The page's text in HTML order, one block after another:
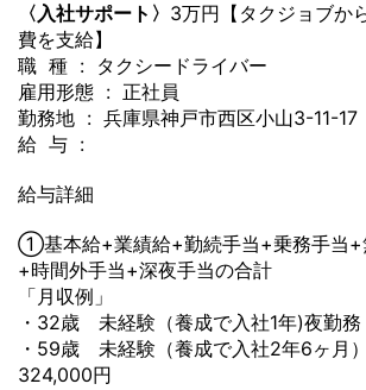
〈入社サポート〉 3万円【タクジョブか
費を支給】
職 種 : タクシードライバー
雇用形態 : 正社員
勤務地 : 兵庫県神戸市西区小山3-11-17
給 与 :
給与詳細
①基本給+業績給+勤続手当+乗務手当+
+時間外手当+深夜手当の合計
「月収例」
・32歳 未経験（養成で入社1年)夜
・59歳 未経験（養成で入社2年6ヶ
324,000円